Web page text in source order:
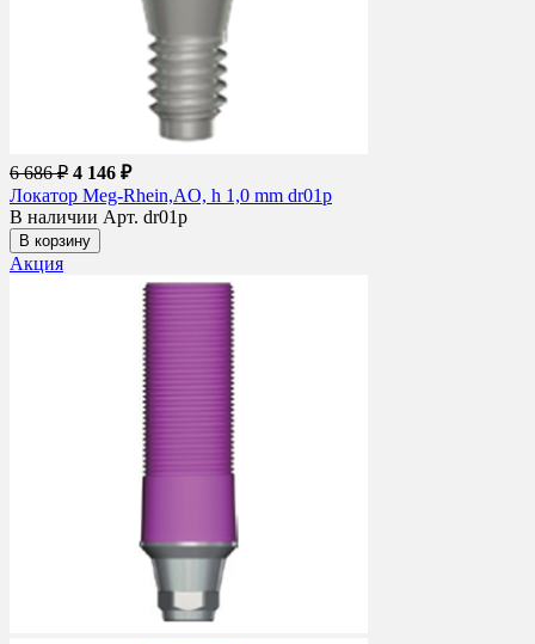
6 686 ₽ 4 146 ₽
Локатор Meg-Rhein,AO, h 1,0 mm dr01p
В наличии Арт. dr01p
В корзину
Акция